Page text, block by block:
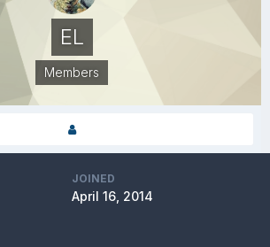
EL
Members
JOINED
April 16, 2014